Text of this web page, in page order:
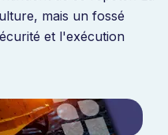
mais un fossé
et l'exécution